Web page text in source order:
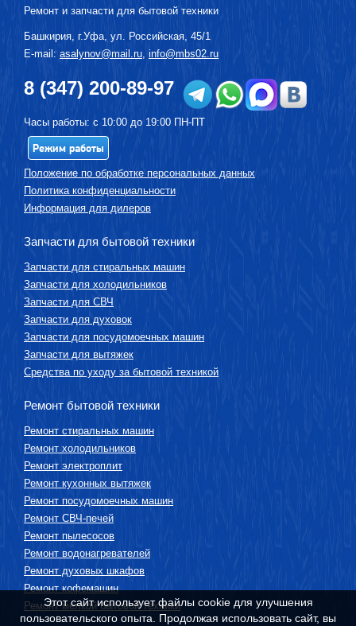
Ремонт и запчасти для бытовой техники
Башкирия, г.Уфа ул. Российская, 45/1
E-mail: asalynov@mail.ru info@mbs02.ru
8 (347) 200-89-97
Часы работы: с 10:00 до 19:00 ПН-ПТ
Режим работы
Положение по обработке персональных данных
Политика конфиденциальности
Информация для дилеров
Запчасти для бытовой техники
Запчасти для стиральных машин
Запчасти для холодильников
Запчасти для СВЧ
Запчасти для духовок
Запчасти для посудомоечных машин
Запчасти для вытяжек
Средства по уходу за бытовой техникой
Ремонт бытовой техники
Ремонт стиральных машин
Ремонт холодильников
Ремонт электроплит
Ремонт кухонных вытяжек
Ремонт посудомоечных машин
Ремонт СВЧ-печей
Ремонт пылесосов
Ремонт водонагревателей
Ремонт духовых шкафов
Ремонт кофемашин
Ремонт мелкой бытовой техники
Этот сайт использует файлы cookie для улучшения
пользовательского опыта. Продолжая использовать сайт, вы